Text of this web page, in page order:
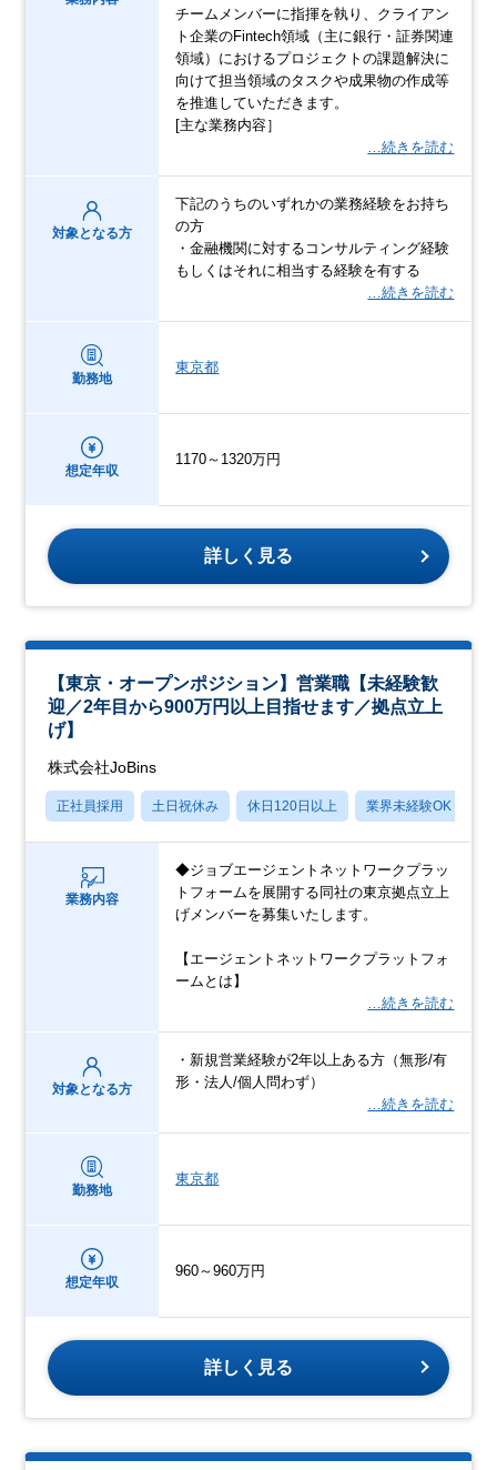
チームメンバーに指揮を執り、クライアン
ト企業のFintech領域（主に銀行・証券関連
領域）におけるプロジェクトの課題解決に
向けて担当領域のタスクや成果物の作成等
を推進していただきます。
[主な業務内容］
…続きを読む
対象となる方
下記のうちのいずれかの業務経験をお持ち
の方
・金融機関に対するコンサルティング経験
もしくはそれに相当する経験を有する
…続きを読む
勤務地
東京都
想定年収
1170～1320万円
詳しく見る
【東京・オープンポジション】営業職【未経験歓
迎／2年目から900万円以上目指せます／拠点立上
げ】
株式会社JoBins
正社員採用 土日祝休み 休日120日以上 業界未経験OK
業務内容
◆ジョブエージェントネットワークプラッ
トフォームを展開する同社の東京拠点立上
げメンバーを募集いたします。
【エージェントネットワークプラットフォ
ームとは】
…続きを読む
対象となる方
・新規営業経験が2年以上ある方（無形/有
形・法人/個人問わず）
…続きを読む
勤務地
東京都
想定年収
960～960万円
詳しく見る